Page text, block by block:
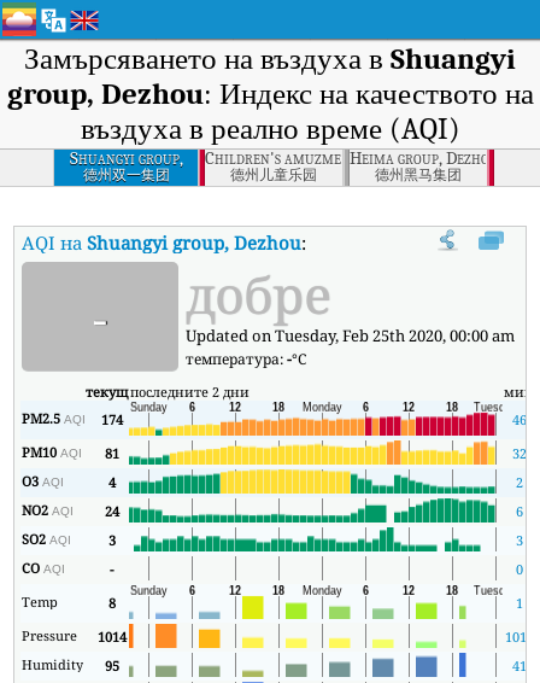
Замърсяването на въздуха в Shuangyi
group, Dezhou: Индекс на качеството на
въздуха в реално време (AQI)
Shuangyi group,
Dezhou
德州双一集团
Children's amuzment park, Dezhou
德州儿童乐园
Heima group, Dezhou
德州黑马集团
AQI наShuangyi group, Dezhou: Индекс на качеството на
- добре
Updated on Tuesday, Feb 25th 2020, 00:00 am
температура:-°C
текущпоследните 2 дни мин
PM2.5AQI 174
46
PM10AQI 81
32
O3AQI 4
2
NO2AQI 24
6
SO2AQI 3
3
COAQI -
0
Temp
8
1
Pressure
1014 1013
Humidity
95
41